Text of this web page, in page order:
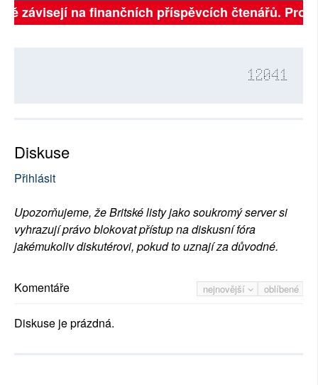
závisejí na finančních příspěvcích čtenářů.
12041
Diskuse
Přihlásit
Upozorňujeme, že Britské listy jako soukromý server si
vyhrazují právo blokovat přístup na diskusní fóra
jakémukoliv diskutérovi, pokud to uznají za důvodné.
nejnovější oblíbené
Komentáře
Diskuse je prázdná.